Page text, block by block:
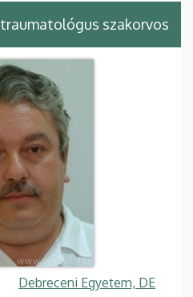
traumatológus szakorvos
Debreceni Egyetem, DE